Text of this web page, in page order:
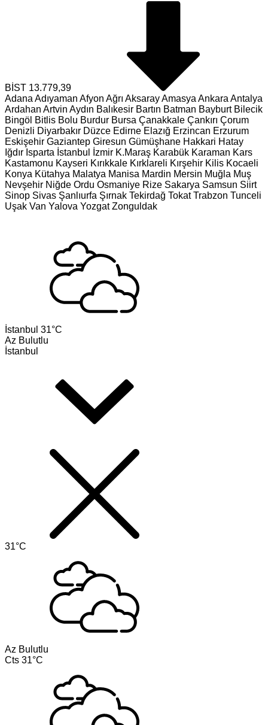
BİST 13.779,39
Adana Adıyaman Afyon Ağrı AksarayAmasya Ankara Antalya
Ardahan Artvin Aydın Balıkesir Bartın Batman Bayburt Bilecik
Bingöl Bitlis Bolu Burdur Bursa Çanakkale Çankırı Çorum
Denizli Diyarbakır Düzce Edirne Elazığ Erzincan Erzurum
Eskişehir Gaziantep Giresun Gümüşhane Hakkari Hatay
Iğdır Isparta İstanbul İzmir K.Maraş Karabük Karaman Kars
Kastamonu Kayseri Kırıkkale Kırklareli Kırşehir Kilis Kocaeli
Konya Kütahya Malatya Manisa Mardin Mersin Muğla Muş
Nevşehir Niğde Ordu Osmaniye Rize Sakarya Samsun Siirt
Sinop Sivas Şanlıurfa Şırnak Tekirdağ Tokat Trabzon Tunceli
Uşak Van Yalova Yozgat Zonguldak
İstanbul 31°C
Az Bulutlu
İstanbul
31°C
Az Bulutlu
Cts 31°C